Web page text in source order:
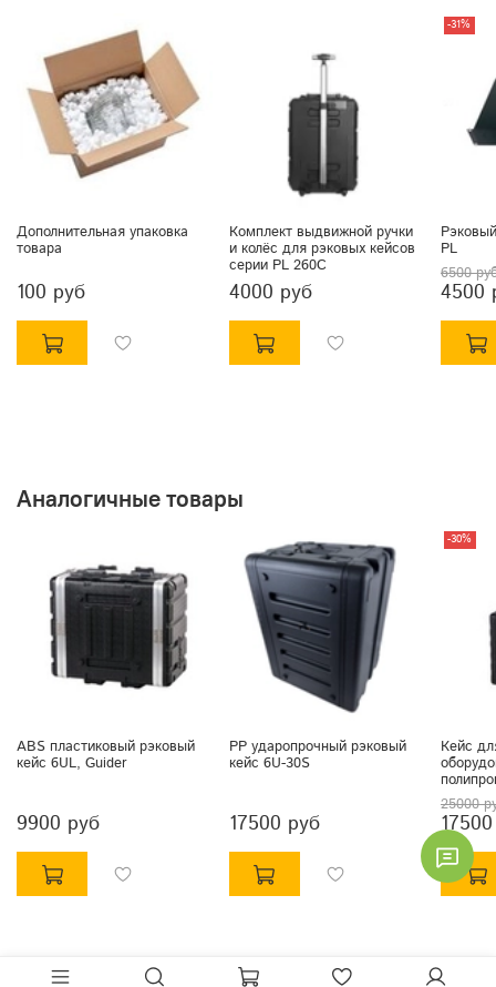
Дополнительная упаковка
товара
100 руб
Комплект выдвижной ручки
и колёс для рэковых кейсов
серии PL 260C
4000 руб
-31%
PL
6500
4500
Аналогичные товары
ABS пластиковый рэковый
кейс 6UL, Guider
9900 руб
PP ударопрочный рэковый
кейс 6U-30S
17500 руб
-30%
Кейс
25000